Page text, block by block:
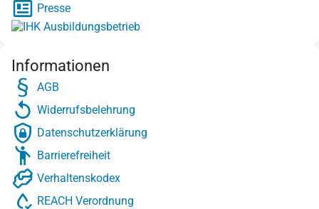
Presse
Informationen
AGB
Widerrufsbelehrung
Datenschutzerklärung
Barrierefreiheit
Verhaltenskodex
REACH Verordnung